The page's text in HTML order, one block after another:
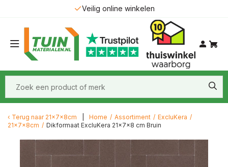
Veilig online winkelen
Terug naar 21x7x8cm Home / Assortiment / ExcluKera /
21x7x8cm / Dikformaat ExcluKera 21x7x8 cm Bruin